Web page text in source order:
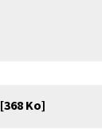
Ko]